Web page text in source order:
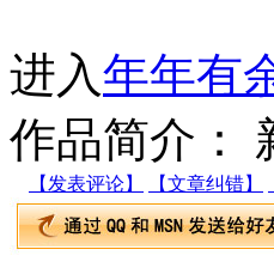
进入年年有
作品简介：
【发表评论】 【文章纠错】